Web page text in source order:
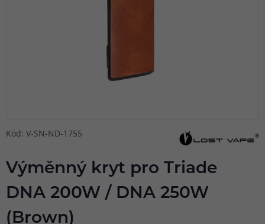
Kód: V-SN-ND-1755
Výměnný kryt pro Triade
DNA 200W / DNA 250W
(Brown)